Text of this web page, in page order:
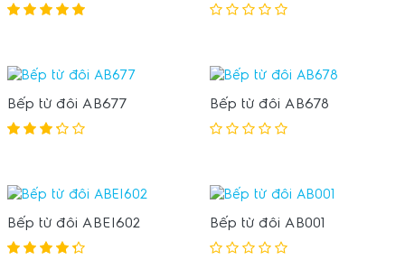
Bếp từ đôi AB677 Bếp từ đôi AB678
Bếp từ đôi ABEI602 Bếp từ đôi AB001